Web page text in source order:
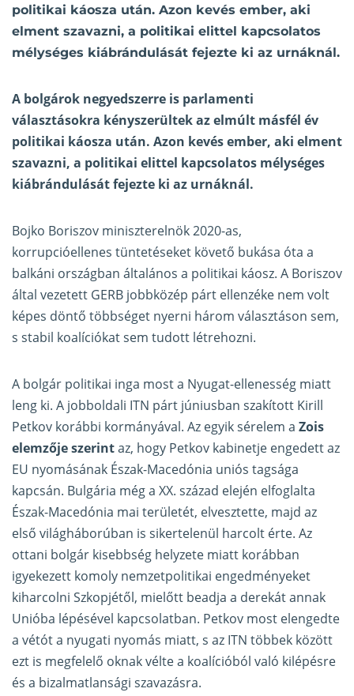
politikai káosza után. Azon kevés ember, aki
elment szavazni, a politikai elittel kapcsolatos
mélységes kiábrándulását fejezte ki az urnáknál.
A bolgárok negyedszerre is parlamenti
választásokra kényszerültek az elmúlt másfél év
politikai káosza után. Azon kevés ember, aki elment
szavazni, a politikai elittel kapcsolatos mélységes
kiábrándulását fejezte ki az urnáknál.
Bojko Boriszov miniszterelnök 2020-as,
korrupcióellenes tüntetéseket követő bukása óta a
balkáni országban általános a politikai káosz. A Boriszov
által vezetett GERB jobbközép párt ellenzéke nem volt
képes döntő többséget nyerni három választáson sem,
s stabil koalíciókat sem tudott létrehozni.
A bolgár politikai inga most a Nyugat-ellenesség miatt
leng ki. A jobboldali ITN párt júniusban szakított Kirill
Petkov korábbi kormányával. Az egyik sérelem a Zois
elemzője szerintaz, hogy Petkov kabinetje engedett az
EU nyomásának Észak-Macedónia uniós tagsága
kapcsán. Bulgária még a XX. század elején elfoglalta
Észak-Macedónia mai területét, elvesztette, majd az
első világháborúban is sikertelenül harcolt érte. Az
ottani bolgár kisebbség helyzete miatt korábban
igyekezett komoly nemzetpolitikai engedményeket
kiharcolni Szkopjétől, mielőtt beadja a derekát annak
Unióba lépésével kapcsolatban. Petkov most elengedte
a vétót a nyugati nyomás miatt, s az ITN többek között
ezt is megfelelő oknak vélte a koalícióból való kilépésre
és a bizalmatlansági szavazásra.